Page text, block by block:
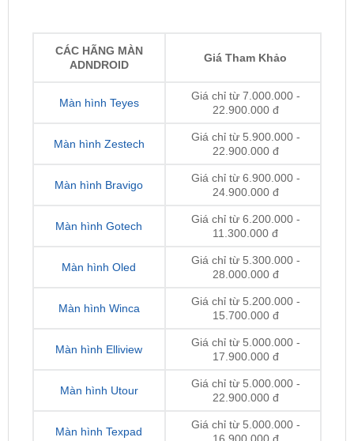
Màn hình Teyes
Giá chỉ từ 7.000.000 -
Màn hình Zestech
Giá chỉ từ 5.900.000 -
22.900.000 đ
Màn hình Bravigo
Giá chỉ từ 6.900.000 -
24.900.000 đ
Màn hình Gotech
Giá chỉ từ 6.200.000 -
11.300.000 đ
Màn hình Oled
Giá chỉ từ 5.300.000 -
28.000.000 đ
Màn hình Winca
Giá chỉ từ 5.200.000 -
15.700.000 đ
Màn hình Elliview
Giá chỉ từ 5.000.000 -
17.900.000 đ
Màn hình Utour
Giá chỉ từ 5.000.000 -
22.900.000 đ
Màn hình Texpad
Giá chỉ từ 5.000.000 -
16.900.000 đ
Lưu ý:Giá thay màn hình Androidcó thể thay đổi